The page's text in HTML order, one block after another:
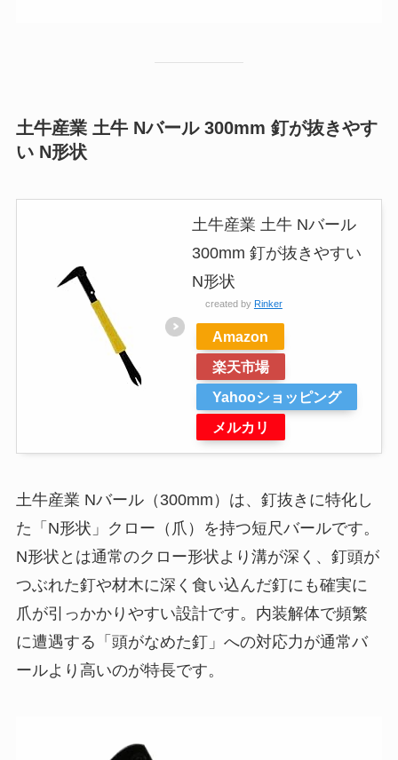
土牛産業 土牛 Nバール 300mm 釘が抜きやす
い N形状
土牛産業 土牛 Nバール
300mm 釘が抜きやすい
N形状
created by Rinker
Amazon
楽天市場
Yahooショッピング
メルカリ
土牛産業 Nバール（300mm）は、釘抜きに特化し
た「N形状」クロー（爪）を持つ短尺バールです。
N形状とは通常のクロー形状より溝が深く、釘頭が
つぶれた釘や材木に深く食い込んだ釘にも確実に
爪が引っかかりやすい設計です。内装解体で頻繁
に遭遇する「頭がなめた釘」への対応力が通常バ
ールより高いのが特長です。